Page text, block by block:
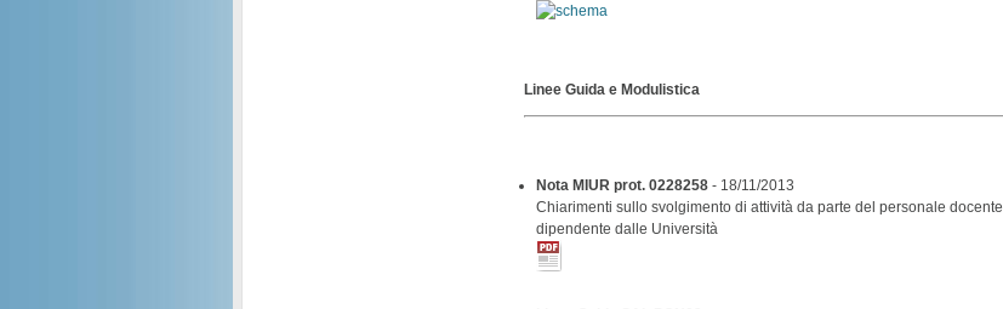
Linee Guida e Modulistica
Nota MIUR prot. 0228258 - 18/11/2013
Chiarimenti sullo svolgimento di attività da parte del personale docente
dipendente dalle Università